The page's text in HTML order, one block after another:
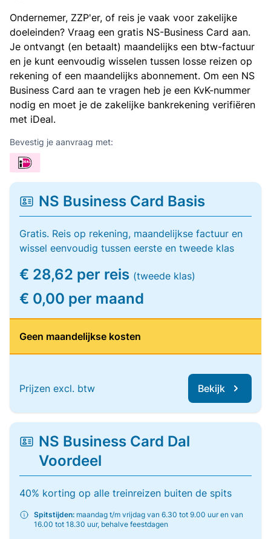
Ondernemer, ZZP'er, of reis je vaak voor zakelijke
doeleinden? Vraag een gratis NS-Business Card aan.
Je ontvangt (en betaalt) maandelijks een btw-factuur
en je kunt eenvoudig wisselen tussen losse reizen op
rekening of een maandelijks abonnement. Om een NS
Business Card aan te vragen heb je een KvK-nummer
nodig en moet je de zakelijke bankrekening verifiëren
met iDeal.
Bevestig je aanvraag met:
NS Business Card Basis
Gratis. Reis op rekening, maandelijkse factuur en
wissel eenvoudig tussen eerste en tweede klas
€ 28,62 per reis (tweede klas)
€ 0,00 per maand
Geen maandelijkse kosten
Prijzen excl. btw Bekijk
NS Business Card Dal
Voordeel
40% korting op alle treinreizen buiten de spits
Spitstijden: maandag t/m vrijdag van 6.30 tot 9.00 uur en van
16.00 tot 18.30 uur, behalve feestdagen